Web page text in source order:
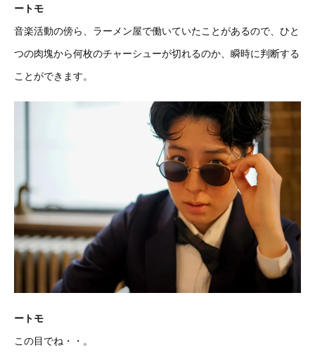
ートモ
音楽活動の傍ら、ラーメン屋で働いていたことがあるので、ひと
つの肉塊から何枚のチャーシューが切れるのか、瞬時に判断する
ことができます。
ートモ
この目でね・・。